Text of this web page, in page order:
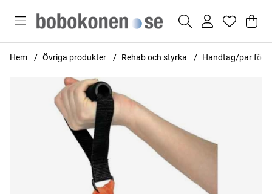
.
Hem Övriga produkter Rehab och styrka Handtag/par för
Produktbilder Handtag/par för fitnessband